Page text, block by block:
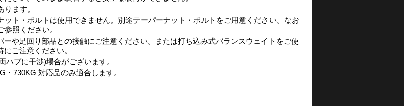
ます。
ト・ボルトは使用できません。別途テーパーナット・ボルトをご用意ください。なお
照ください。
や足回り部品との接触にご注意ください。または打ち込み式バランスウェイトをご使
ご注意ください。
ブに干渉)場合がございます。
730KG 対応品のみ適合します。